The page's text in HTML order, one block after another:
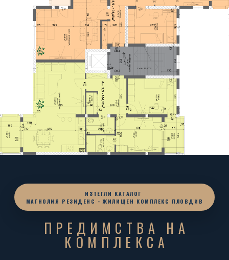
ИЗТЕГЛИ КАТАЛОГ
МАГНОЛИЯ РЕЗИДЕНС - ЖИЛИЩЕН КОМПЛЕКС ПЛОВДИВ
ПРЕДИМСТВА НА
КОМПЛЕКСА